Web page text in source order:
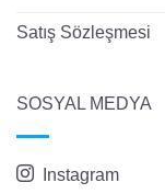
Satış Sözleşmesi
SOSYAL MEDYA
Instagram